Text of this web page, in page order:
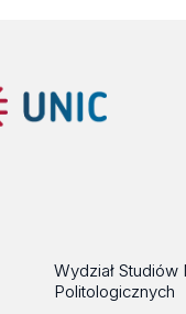
Wydział
Politologicznych